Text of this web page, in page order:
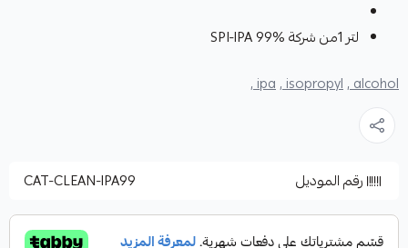
لتر 1من شركة SPI-IPA 99%
alcohol ,
isopropyl ,
ipa ,
رقم الموديل CAT-CLEAN-IPA99